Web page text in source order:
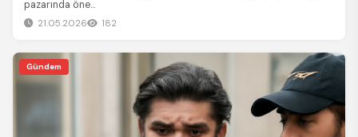
pazarında öne...
21.05.2026 182
Gündem